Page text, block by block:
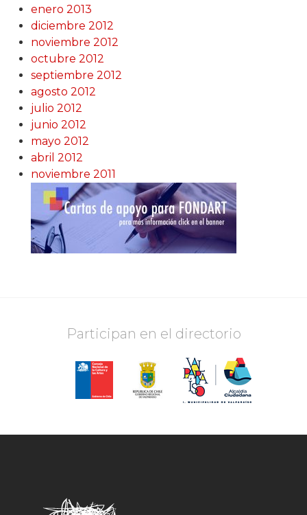
enero 2013
diciembre 2012
noviembre 2012
octubre 2012
septiembre 2012
agosto 2012
julio 2012
junio 2012
mayo 2012
abril 2012
noviembre 2011
Participan en el directorio